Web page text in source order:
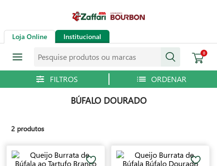
Loja Online Institucional
0
BÚFALO DOURADO
2 produtos